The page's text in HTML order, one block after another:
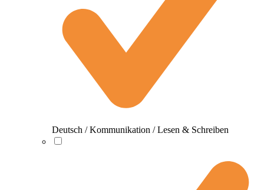
Deutsch / Kommunikation / Lesen & Schreiben